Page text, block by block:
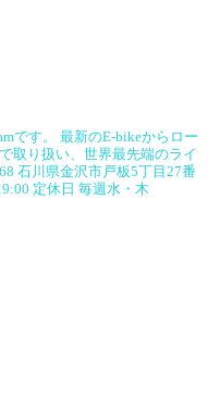
です。
最新のE-bikeからロー
取り扱い、世界最先端のライ
石川県金沢市戸板5丁目27番
定休日 毎週水・木